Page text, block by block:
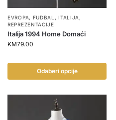
EVROPA, FUDBAL ,ITALIJA ,
REPREZENTACIJE
Italija 1994 Home Domaći
KM79.00
Odaberi opcije